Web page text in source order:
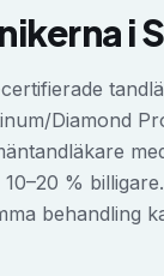
i
Diamond
%
behandling